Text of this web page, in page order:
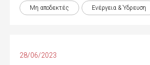
Μη αποδεκτές Ενέργεια & Ύδρευση
28/06/2023